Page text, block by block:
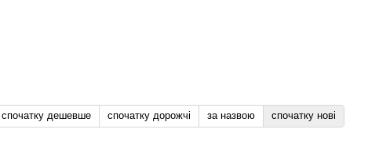
спочатку дешевше спочатку дорожчі за назвою спочатку нові